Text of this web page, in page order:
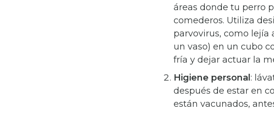
áreas donde tu perro
comederos. Utiliza
parvovirus, como lejía
un vaso) en un cubo
fría y dejar actuar la
Higiene personal :
después de estar en
están vacunados,